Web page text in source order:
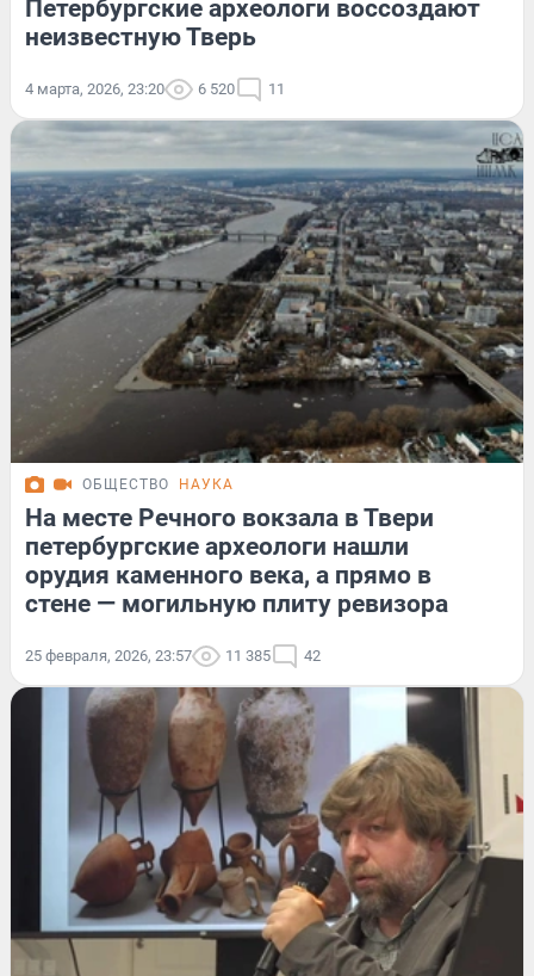
Петербургские археологи воссоздают
неизвестную Тверь
4 марта, 2026, 23:20 6 520 11
ОБЩЕСТВО НАУКА
На месте Речного вокзала в Твери
петербургские археологи нашли
орудия каменного века, а прямо в
стене — могильную плиту ревизора
25 февраля, 2026, 23:57 11 385 42